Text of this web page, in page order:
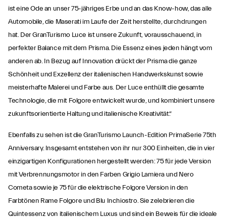
ist eine Ode an unser 75-jähriges Erbe und an das Know-how, das alle
Automobile, die Maserati im Laufe der Zeit herstellte, durchdrungen
hat. Der GranTurismo Luce ist unsere Zukunft, vorausschauend, in
perfekter Balance mit dem Prisma. Die Essenz eines jeden hängt vom
anderen ab. In Bezug auf Innovation drückt der Prisma die ganze
Schönheit und Exzellenz der italienischen Handwerkskunst sowie
meisterhafte Malerei und Farbe aus. Der Luce enthüllt die gesamte
Technologie, die mit Folgore entwickelt wurde, und kombiniert unsere
zukunftsorientierte Haltung und italienische Kreativität.“
Ebenfalls zu sehen ist die GranTurismo Launch-Edition PrimaSerie 75th
Anniversary. Insgesamt entstehen von ihr nur 300 Einheiten, die in vier
einzigartigen Konfigurationen hergestellt werden: 75 für jede Version
mit Verbrennungsmotor in den Farben Grigio Lamiera und Nero
Cometa sowie je 75 für die elektrische Folgore Version in den
Farbtönen Rame Folgore und Blu Inchiostro. Sie zelebrieren die
Quintessenz von italienischem Luxus und sind ein Beweis für die ideale